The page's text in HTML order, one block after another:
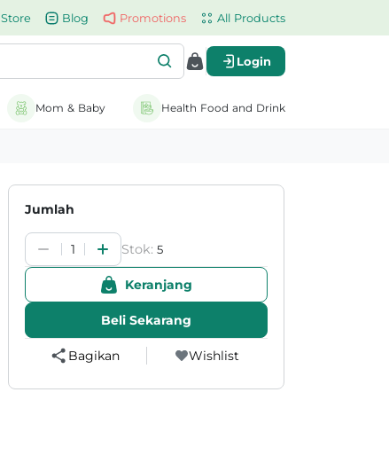
Store Blog Promotions All Products
Login
Mom & Baby Health Food and Drink
Jumlah
1 Stok: 5
Keranjang
Beli Sekarang
Bagikan Wishlist